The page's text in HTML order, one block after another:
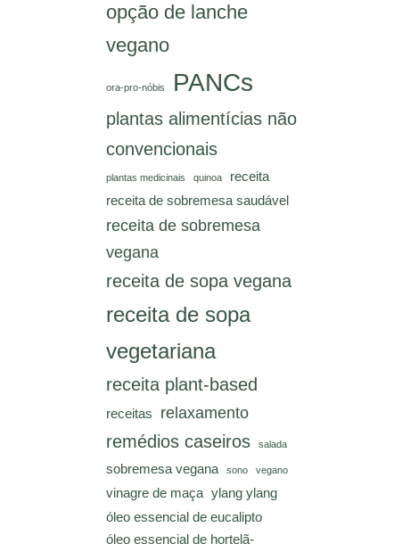
opção de lanche
vegano
ora-pro-nóbis PANCs
plantas alimentícias não
convencionais
plantas medicinais quinoa
receita
receita de sobremesa saudável
receita de sobremesa
vegana
receita de sopa vegana
receita de sopa
vegetariana
receita plant-based
receitas relaxamento
remédios caseiros salada
sobremesa vegana sono vegano
vinagre de maça ylang ylang
óleo essencial de eucalipto
óleo essencial de hortelã-